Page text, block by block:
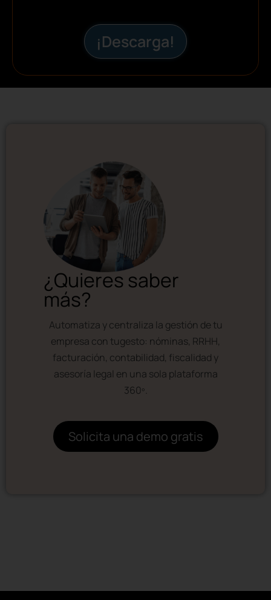
¡Descarga!
¿Quieres saber
más?
Automatiza y centraliza la gestión de tu
empresa con tugesto: nóminas, RRHH,
facturación, contabilidad, fiscalidad y
asesoría legal en una sola plataforma
360º.
Solicita una demo gratis